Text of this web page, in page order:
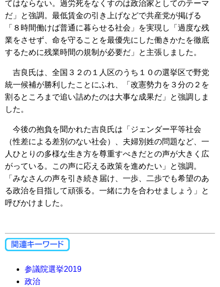
てはならない。過労死をなくすのは政治家としてのテーマ
だ」と強調。最低賃金の引き上げなどで共産党が掲げる
「８時間働けば普通に暮らせる社会」を実現し「過度な残
業をさせず、命を守ることを最優先にした働きかたを徹底
するために残業時間の規制が必要だ」と主張しました。
吉良氏は、全国３２の１人区のうち１０の選挙区で野党
統一候補が勝利したことにふれ、「改憲勢力を３分の２を
割るところまで追い詰めたのは大事な成果だ」と強調しま
した。
今後の抱負を聞かれた吉良氏は「ジェンダー平等社会
（性差による差別のない社会）、夫婦別姓の問題など、一
人ひとりの多様な生き方を尊重すべきだとの声が大きく広
がっている。この声に応える政策を進めたい」と強調。
「みなさんの声を引き続き届け、一歩、二歩でも希望のあ
る政治を目指して頑張る。一緒に力を合わせましょう」と
呼びかけました。
参議院選挙2019
政治